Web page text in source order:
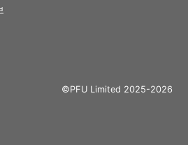
©PFU Limited 2025-2026